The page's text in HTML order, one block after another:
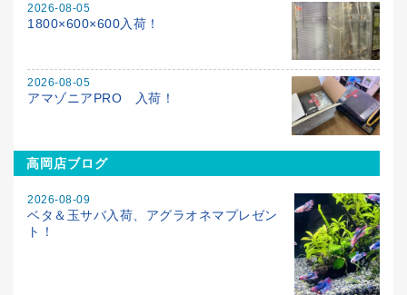
2026-08-05
1800×600×600入荷！
2026-08-05
アマゾニアPRO 入荷！
高岡店ブログ
2026-08-09
ベタ＆玉サバ入荷、アグラオネマプレゼン
ト！